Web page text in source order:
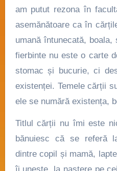
am putut rezona în
asemănătoare ca în
umană întunecată,
fierbinte nu este o carte
stomac și bucurie, ci
existenței. Temele cărții
ele se numără existența,
Titlul cărții nu îmi este
bănuiesc că se referă
dintre copil și mamă,